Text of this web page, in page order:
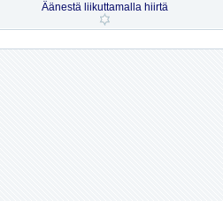
Äänestä liikuttamalla hiirtä